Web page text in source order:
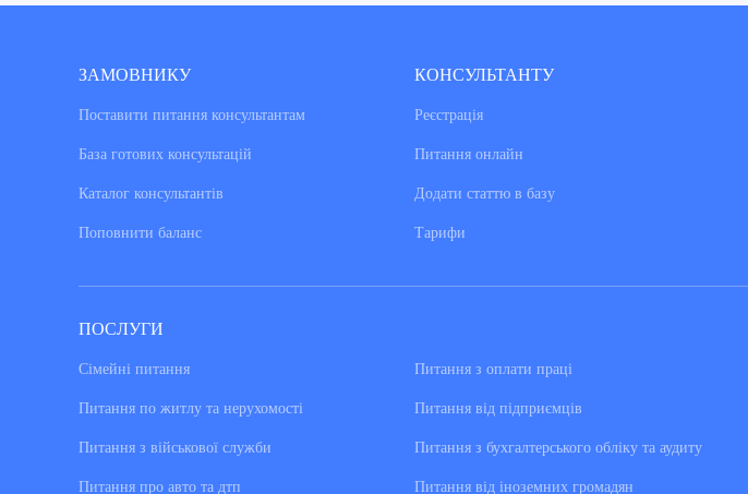
ЗАМОВНИКУ
Поставити питання консультантам
База готових консультацiй
Каталог консультантiв
Поповнити баланс
КОНСУЛЬТАНТУ
Реєстрація
Питання онлайн
Додати статтю в базу
Тарифи
ПОСЛУГИ
Сімейні питання
Питання по житлу та нерухомості
Питання з військової служби
Питання про авто та дтп
Питання з оплати праці
Питання від підприємців
Питання з бухгалтерського обліку та аудиту
Питання від іноземних громадян